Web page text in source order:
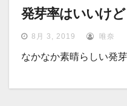
発芽率はいいけど
8月 3, 2019 唯奈
なかなか素晴らしい発